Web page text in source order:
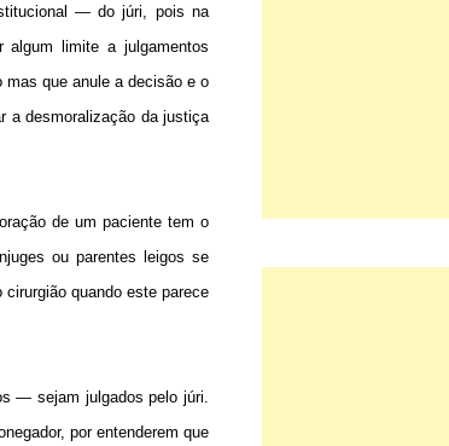
— do júri, pois na
algum limite a julgamentos
que anule a decisão e o
a desmoralização da justiça
de um paciente tem o
ou parentes leigos se
quando este parece
— sejam julgados pelo júri.
por entenderem que